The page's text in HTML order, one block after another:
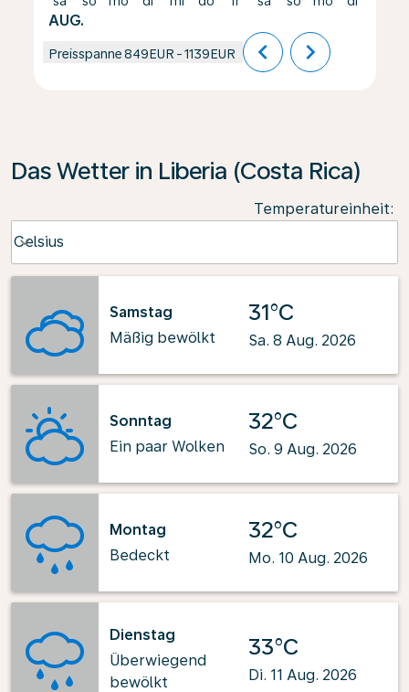
AUG.
Preisspanne849EUR -1139EUR chevron_left chevron_right
Das Wetter in Liberia (Costa Rica)
Temperatureinheit:
Celsius
keyboard_arrow_down
Samstag
Mäßig bewölkt
31°C
Sa. 8 Aug. 2026
Sonntag
Ein paar Wolken
32°C
So. 9 Aug. 2026
Montag
Bedeckt
32°C
Mo. 10 Aug. 2026
Dienstag
Überwiegend
bewölkt
33°C
Di. 11 Aug. 2026